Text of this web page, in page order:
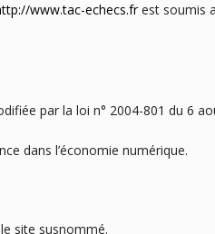
www.tac-echecs.frest soumis
par la loi n° 2004-801 du 6
dans l’économie numérique.
site susnommé.